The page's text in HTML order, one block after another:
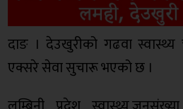
दाङ । देउखुरीको गढवा स्वास्थ्य
एक्सरे सेवा सुचारू भएको छ ।